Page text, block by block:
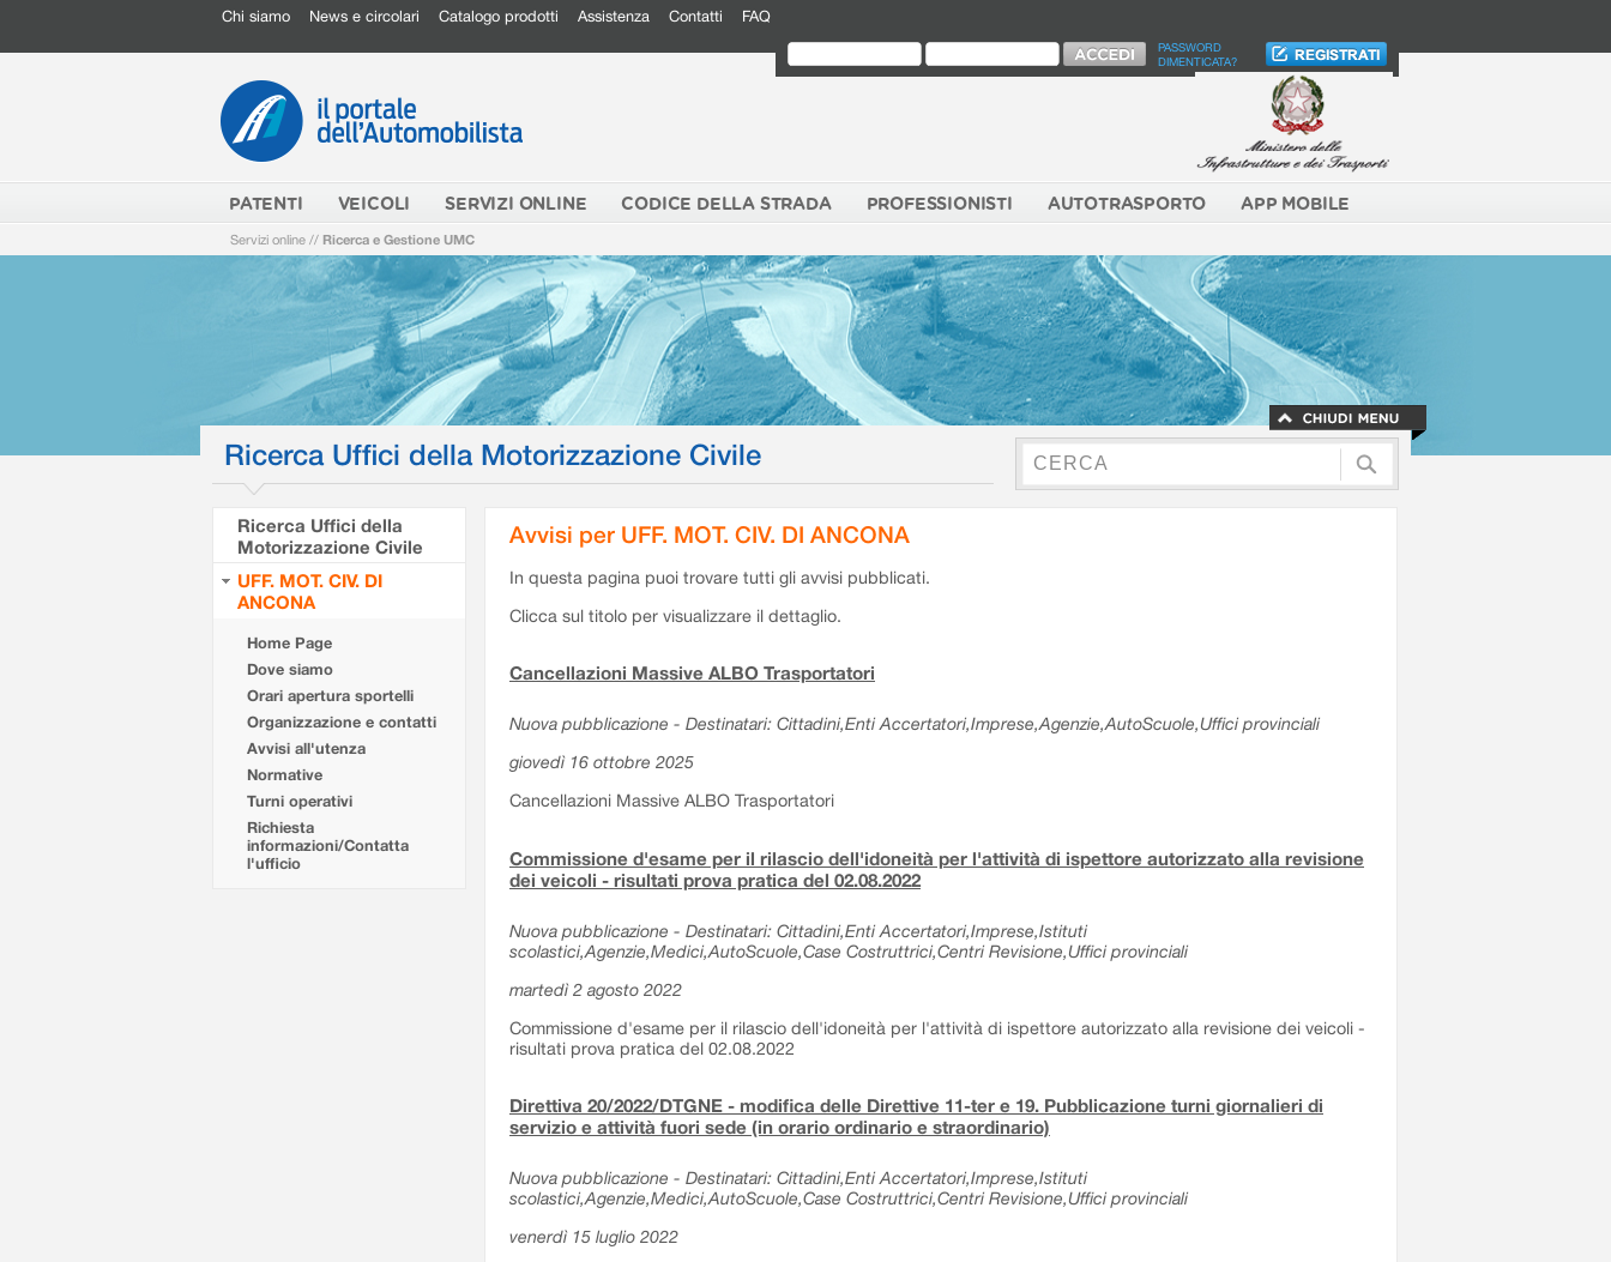
Chi siamo News e circolari Catalogo prodotti Assistenza Contatti FAQ
PASSWORD
DIMENTICATA?
PATENTI VEICOLI SERVIZI ONLINE CODICE DELLA STRADA PROFESSIONISTI AUTOTRASPORTO APP MOBILE
Servizi online // Ricerca e Gestione UMC
Ricerca Uffici della Motorizzazione Civile
Ricerca Uffici della
Motorizzazione Civile
UFF. MOT. CIV. DI
ANCONA
Home Page
Dove siamo
Orari apertura sportelli
Organizzazione e contatti
Avvisi all'utenza
Normative
Turni operativi
Richiesta
informazioni/Contatta
l'ufficio
Avvisi per UFF. MOT. CIV. DI ANCONA
In questa pagina puoi trovare tutti gli avvisi pubblicati.
Clicca sul titolo per visualizzare il dettaglio.
Cancellazioni Massive ALBO Trasportatori
Nuova pubblicazione - Destinatari: Cittadini,Enti Accertatori,Imprese,Agenzie,AutoScuole,Uffici provinciali
giovedì 16 ottobre 2025
Cancellazioni Massive ALBO Trasportatori
Commissione d'esame per il rilascio dell'idoneità per l'attività di ispettore autorizzato alla revisione
dei veicoli - risultati prova pratica del 02.08.2022
Nuova pubblicazione - Destinatari: Cittadini,Enti Accertatori,Imprese,Istituti
scolastici,Agenzie,Medici,AutoScuole,Case Costruttrici,Centri Revisione,Uffici provinciali
martedì 2 agosto 2022
Commissione d'esame per il rilascio dell'idoneità per l'attività di ispettore autorizzato alla revisione dei veicoli -
risultati prova pratica del 02.08.2022
Direttiva 20/2022/DTGNE - modifica delle Direttive 11-ter e 19. Pubblicazione turni giornalieri di
servizio e attività fuori sede (in orario ordinario e straordinario)
Nuova pubblicazione - Destinatari: Cittadini,Enti Accertatori,Imprese,Istituti
scolastici,Agenzie,Medici,AutoScuole,Case Costruttrici,Centri Revisione,Uffici provinciali
venerdì 15 luglio 2022